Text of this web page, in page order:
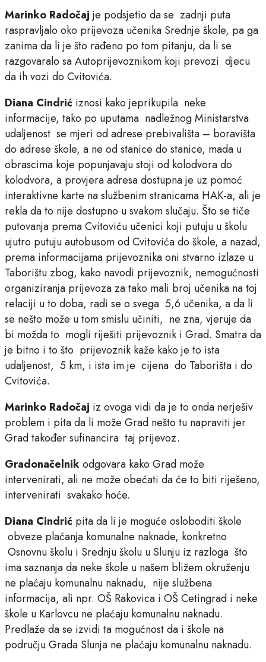
Marinko Radočaj je podsjetio da se zadnji puta
raspravljalo oko prijevoza učenika Srednje škole, pa ga
zanima da li je što rađeno po tom pitanju, da li se
razgovaralo sa Autoprijevoznikom koji prevozi djecu
da ih vozi do Cvitovića.
Diana Cindrić iznosi kako jeprikupila neke
informacije, tako po uputama nadležnog Ministarstva
udaljenost se mjeri od adrese prebivališta – boravišta
do adrese škole, a ne od stanice do stanice, mada u
obrascima koje popunjavaju stoji od kolodvora do
kolodvora, a provjera adresa dostupna je uz pomoć
interaktivne karte na službenim stranicama HAK-a, ali je
rekla da to nije dostupno u svakom slučaju. Što se tiče
putovanja prema Cvitoviću učenici koji putuju u školu
ujutro putuju autobusom od Cvitovića do škole, a nazad,
prema informacijama prijevoznika oni stvarno izlaze u
Taborištu zbog, kako navodi prijevoznik, nemogućnosti
organiziranja prijevoza za tako mali broj učenika na toj
relaciji u to doba, radi se o svega 5,6 učenika, a da li
se nešto može u tom smislu učiniti, ne zna, vjeruje da
bi možda to mogli riješiti prijevoznik i Grad. Smatra da
je bitno i to što prijevoznik kaže kako je to ista
udaljenost, 5 km, i ista im je cijena do Taborišta i do
Cvitovića.
Marinko Radočaj iz ovoga vidi da je to onda nerješiv
problem i pita da li može Grad nešto tu napraviti jer
Grad također sufinancira taj prijevoz.
Gradonačelnikodgovara kako Grad može
intervenirati, ali ne može obećati da će to biti riješeno,
intervenirati svakako hoće.
Diana Cindrić pita da li je moguće osloboditi škole
obveze plaćanja komunalne naknade, konkretno
Osnovnu školu i Srednju školu u Slunju iz razloga što
ima saznanja da neke škole u našem bližem okruženju
ne plaćaju komunalnu naknadu, nije službena
informacija, ali npr. OŠ Rakovica i OŠ Cetingrad i neke
škole u Karlovcu ne plaćaju komunalnu naknadu.
Predlaže da se izvidi ta mogućnost da i škole na
području Grada Slunja ne plaćaju komunalnu naknadu.